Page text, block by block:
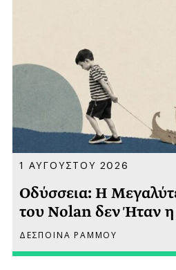
1 ΑΥΓΟΥΣΤΟΥ 2026
Οδύσσεια: Η
του Nolan δεν Ήταν η
ΔΕΣΠΟΙΝΑ ΡΑΜΜΟΥ